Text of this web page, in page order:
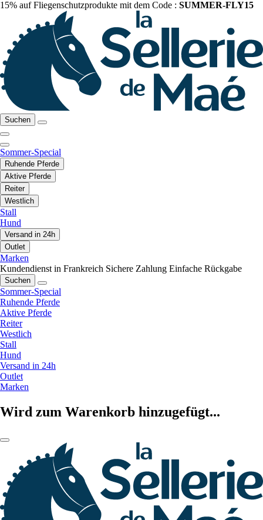
15% auf Fliegenschutzprodukte mit dem Code : SUMMER-FLY15
Suchen
Sommer-Special
Ruhende Pferde
Aktive Pferde
Reiter
Westlich
Stall
Hund
Versand in 24h
Outlet
Marken
Kundendienst in Frankreich Sichere Zahlung Einfache Rückgabe
Suchen
Sommer-Special
Ruhende Pferde
Aktive Pferde
Reiter
Westlich
Stall
Hund
Versand in 24h
Outlet
Marken
Wird zum Warenkorb hinzugefügt...